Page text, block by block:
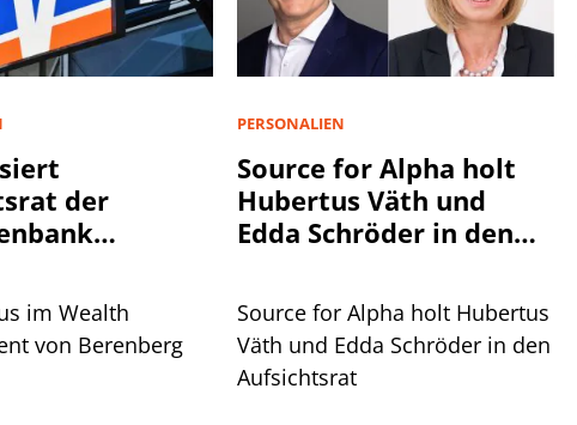
der
im Wealth
von Berenberg
PERSONALIEN
Source for Alpha holt
Hubertus Väth und
Edda Schröder in den
Source for Alpha holt Hubertus
Väth und Edda Schröder in den
Aufsichtsrat